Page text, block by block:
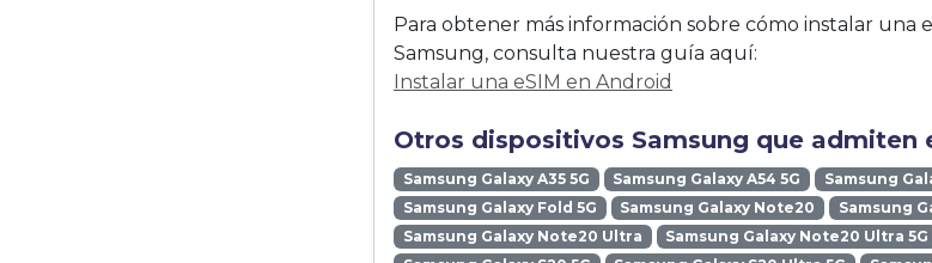
Para obtener más información sobre cómo instalar una
Samsung, consulta nuestra guía aquí:
Instalar una eSIM en Android
Otros dispositivos Samsung que admiten
Samsung Galaxy A35 5G Samsung Galaxy A54 5G Samsung
Samsung Galaxy Fold 5G
Samsung Galaxy Note20
Samsung
Samsung Galaxy Note20 Ultra
Samsung Galaxy Note20 Ultra 5G